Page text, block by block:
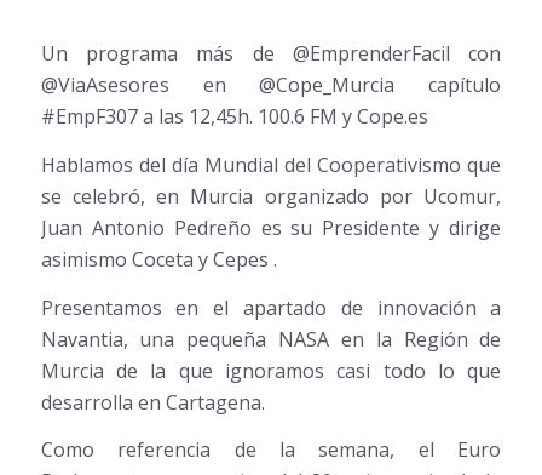
Un programa más de @EmprenderFacil con
@ViaAsesores en @Cope_Murcia capítulo
#EmpF307 a las 12,45h. 100.6 FM y Cope.es
Hablamos del día Mundial del Cooperativismo que
se celebró, en Murcia organizado por Ucomur,
Juan Antonio Pedreño es su Presidente y dirige
asimismo Coceta y Cepes .
Presentamos en el apartado de innovación a
Navantia, una pequeña NASA en la Región de
Murcia de la que ignoramos casi todo lo que
desarrolla en Cartagena.
Como referencia de la semana, el Euro